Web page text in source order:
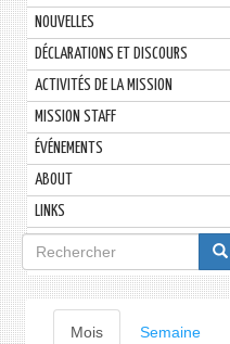
NOUVELLES
DÉCLARATIONS ET DISCOURS
ACTIVITÉS DE LA MISSION
MISSION STAFF
ÉVÉNEMENTS
ABOUT
LINKS
Formulaire
de
recherche
Onglets
Mois(ongletSemaine